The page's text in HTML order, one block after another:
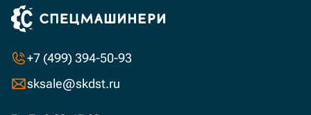
+7 (499) 394-50-93
sksale@skdst.ru